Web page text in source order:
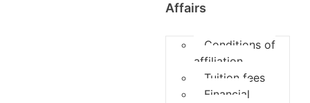
Affairs
Conditions of
affiliation
Tuition fees
Financial